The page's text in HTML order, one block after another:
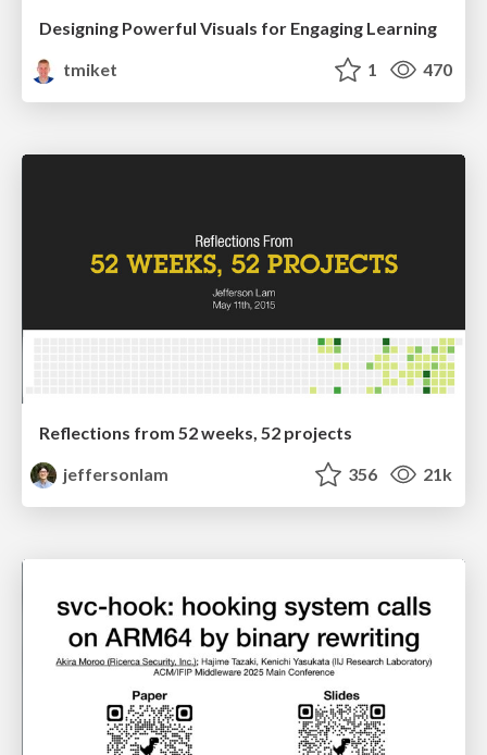
Designing Powerful Visuals for Engaging Learning
tmiket
1 470
Reflections from 52 weeks, 52 projects
jeffersonlam
356 21k